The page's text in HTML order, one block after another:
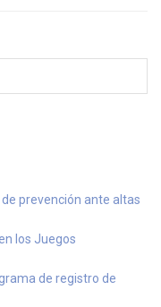
prevención ante altas
los Juegos
de registro de